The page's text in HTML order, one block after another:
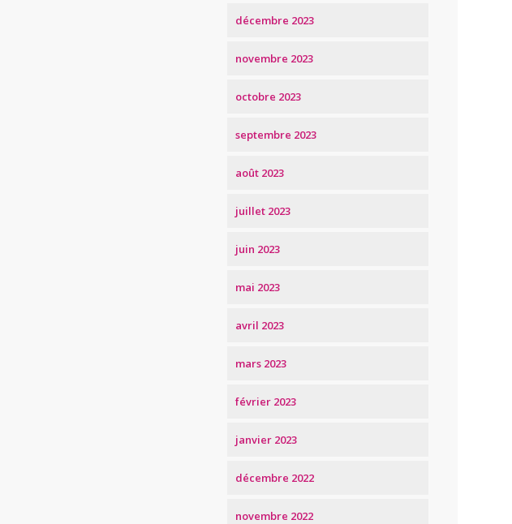
décembre 2023
novembre 2023
octobre 2023
septembre 2023
août 2023
juillet 2023
juin 2023
mai 2023
avril 2023
mars 2023
février 2023
janvier 2023
décembre 2022
novembre 2022